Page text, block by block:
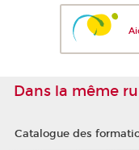
Dans la même
Catalogue des